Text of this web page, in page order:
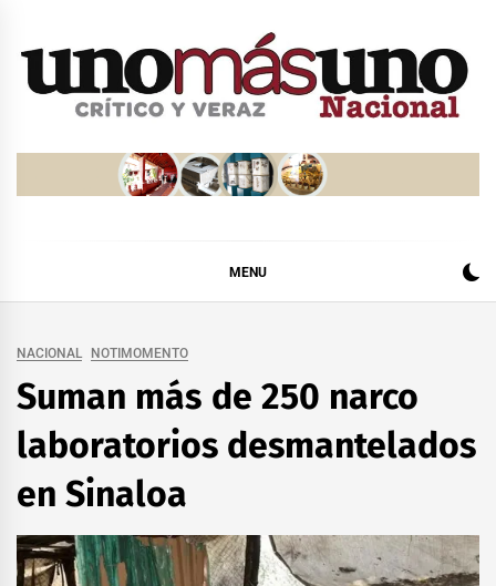
MENU
NACIONAL NOTIMOMENTO
Suman más de 250 narco
laboratorios desmantelados
en Sinaloa